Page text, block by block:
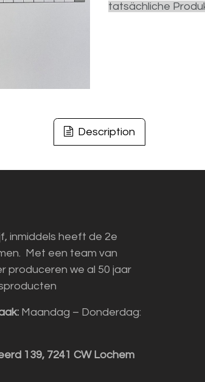
tatsächliche
Description
inmiddels heeft de 2e
Met een team van
produceren we al 50 jaar
Maandag – Donderdag:
139, 7241 CW Lochem